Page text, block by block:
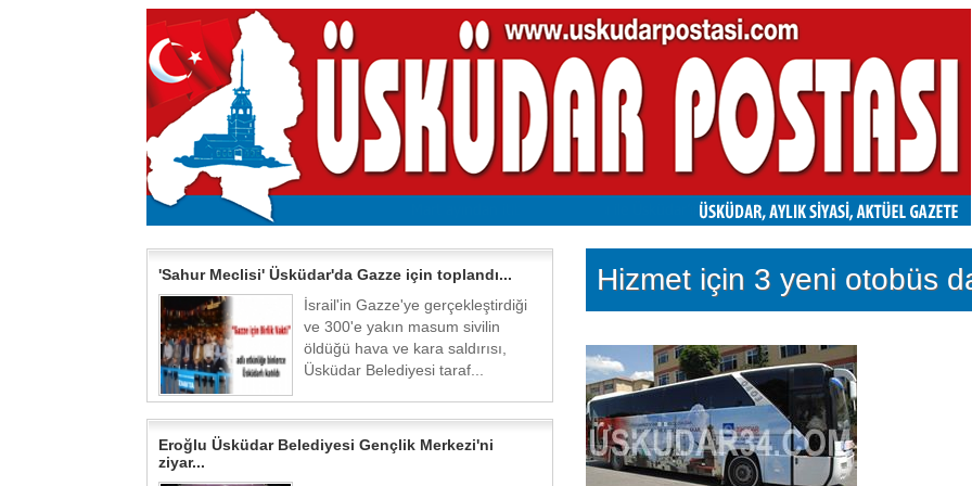
'Sahur Meclisi' Üsküdar'da Gazze için toplandı...
İsrail'in Gazze'ye gerçekleştirdiği
ve 300'e yakın masum sivilin
öldüğü hava ve kara saldırısı,
Üsküdar Belediyesi taraf...
Eroğlu Üsküdar Belediyesi Gençlik Merkezi'ni
ziyar...
Hizmet için 3 yeni otobüs